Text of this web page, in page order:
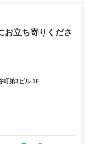
お立ち寄りくださ
町第3ビル 1F